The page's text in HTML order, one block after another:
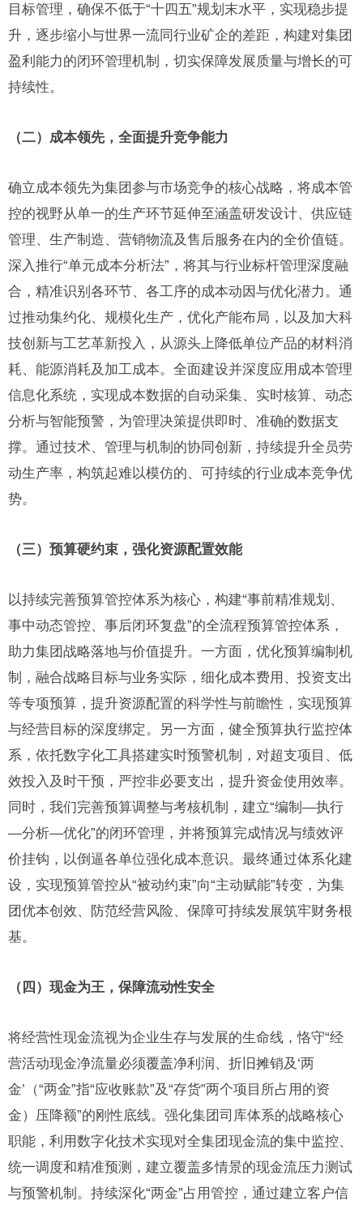
目标管理，确保不低于“十四五”规划末水平，实现稳步提
升，逐步缩小与世界一流同行业矿企的差距，构建对集团
盈利能力的闭环管理机制，切实保障发展质量与增长的可
持续性。
（二）成本领先，全面提升竞争能力
确立成本领先为集团参与市场竞争的核心战略，将成本管
控的视野从单一的生产环节延伸至涵盖研发设计、供应链
管理、生产制造、营销物流及售后服务在内的全价值链。
深入推行“单元成本分析法”，将其与行业标杆管理深度融
合，精准识别各环节、各工序的成本动因与优化潜力。通
过推动集约化、规模化生产，优化产能布局，以及加大科
技创新与工艺革新投入，从源头上降低单位产品的材料消
耗、能源消耗及加工成本。全面建设并深度应用成本管理
信息化系统，实现成本数据的自动采集、实时核算、动态
分析与智能预警，为管理决策提供即时、准确的数据支
撑。通过技术、管理与机制的协同创新，持续提升全员劳
动生产率，构筑起难以模仿的、可持续的行业成本竞争优
势。
（三）预算硬约束，强化资源配置效能
以持续完善预算管控体系为核心，构建“事前精准规划、
事中动态管控、事后闭环复盘”的全流程预算管控体系，
助力集团战略落地与价值提升。一方面，优化预算编制机
制，融合战略目标与业务实际，细化成本费用、投资支出
等专项预算，提升资源配置的科学性与前瞻性，实现预算
与经营目标的深度绑定。另一方面，健全预算执行监控体
系，依托数字化工具搭建实时预警机制，对超支项目、低
效投入及时干预，严控非必要支出，提升资金使用效率。
同时，我们完善预算调整与考核机制，建立“编制—执行
—分析—优化”的闭环管理，并将预算完成情况与绩效评
价挂钩，以倒逼各单位强化成本意识。最终通过体系化建
设，实现预算管控从“被动约束”向“主动赋能”转变，为集
团优本创效、防范经营风险、保障可持续发展筑牢财务根
基。
（四）现金为王，保障流动性安全
将经营性现金流视为企业生存与发展的生命线，恪守“经
营活动现金净流量必须覆盖净利润、折旧摊销及‘两
金’（“两金”指“应收账款”及“存货”两个项目所占用的资
金）压降额”的刚性底线。强化集团司库体系的战略核心
职能，利用数字化技术实现对全集团现金流的集中监控、
统一调度和精准预测，建立覆盖多情景的现金流压力测试
与预警机制。持续深化“两金”占用管控，通过建立客户信